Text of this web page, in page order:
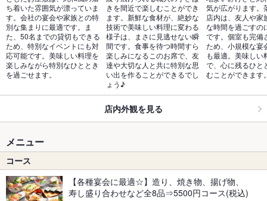
ち着いた雰囲気が漂っていま
す。会社の宴会や家族との特
別な集まりに最適です。ま
た、50名までの貸切もできる
ため、特別なイベントにも対
応可能です。美味しい料理を
楽しみながら特別なひととき
を過ごせます。
きを間近で楽しむことができ
ます。新鮮な食材が、絶妙な
技術で美味しい料理に変わる
様子は、まさに見逃せない瞬
間です。食事を待つ時間すら
楽しみになるこのお席で、友
達や大切な人と共に特別な思
い出を作ることができるでし
ょう♪
気が広がります。
店内は、友人や家
な時間を過ごすの
です。個室も完備
ため、小規模な宴
も最適。美味しい
で、心に残るひと
むことができます
店内外観を見る
メニュー
コース
【各種宴会に最適☆】造り、焼き物、揚げ物、
寿し盛り合わせなど全8品⇒5500円コース(税込)